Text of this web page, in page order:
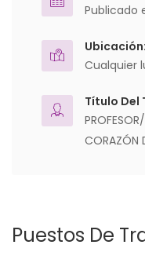
Publicado
Ubicación:
Cualquier
Título Del
CORAZÓN
Puestos De